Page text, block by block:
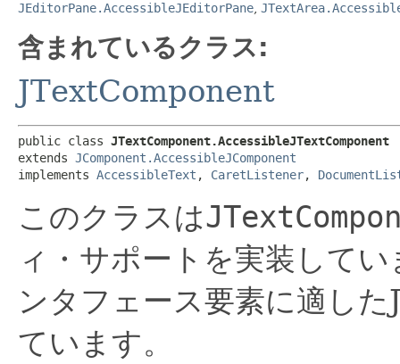
JEditorPane.AccessibleJEditorPane
含まれているクラス:
JTextComponent
public class JTextComponent.AccessibleJTextComponent
extends JComponent.AccessibleJComponent
implements AccessibleText , CaretListener,
このクラスは
ィ・サポートを実装してい
ンタフェース要素に適し
ています。